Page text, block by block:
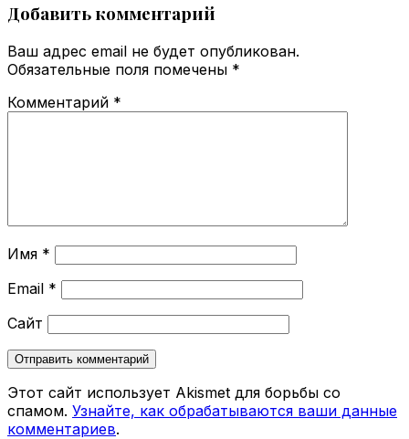
Добавить комментарий
Ваш адрес email не будет опубликован.
Обязательные поля помечены *
Комментарий *
Имя *
Email *
Сайт
Этот сайт использует Akismet для борьбы со
спамом. Узнайте, как обрабатываются ваши данные
комментариев.